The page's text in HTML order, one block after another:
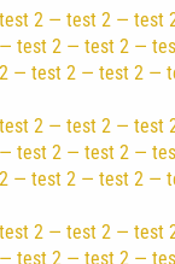
2 — test 2 —
2 — test 2 —
test 2 — test 2
2 — test 2 —
2 — test 2 —
test 2 — test 2
2 — test 2 —
2 — test 2 —